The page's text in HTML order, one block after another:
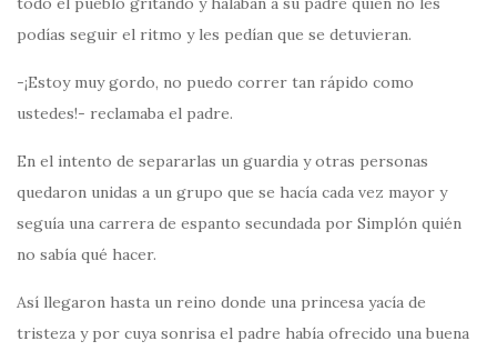
podías seguir el ritmo y les pedían que se detuvieran.
-¡Estoy muy gordo, no puedo correr tan rápido como
ustedes!- reclamaba el padre.
En el intento de separarlas un guardia y otras personas
quedaron unidas a un grupo que se hacía cada vez mayor y
seguía una carrera de espanto secundada por Simplón quién
no sabía qué hacer.
Así llegaron hasta un reino donde una princesa yacía de
tristeza y por cuya sonrisa el padre había ofrecido una buena